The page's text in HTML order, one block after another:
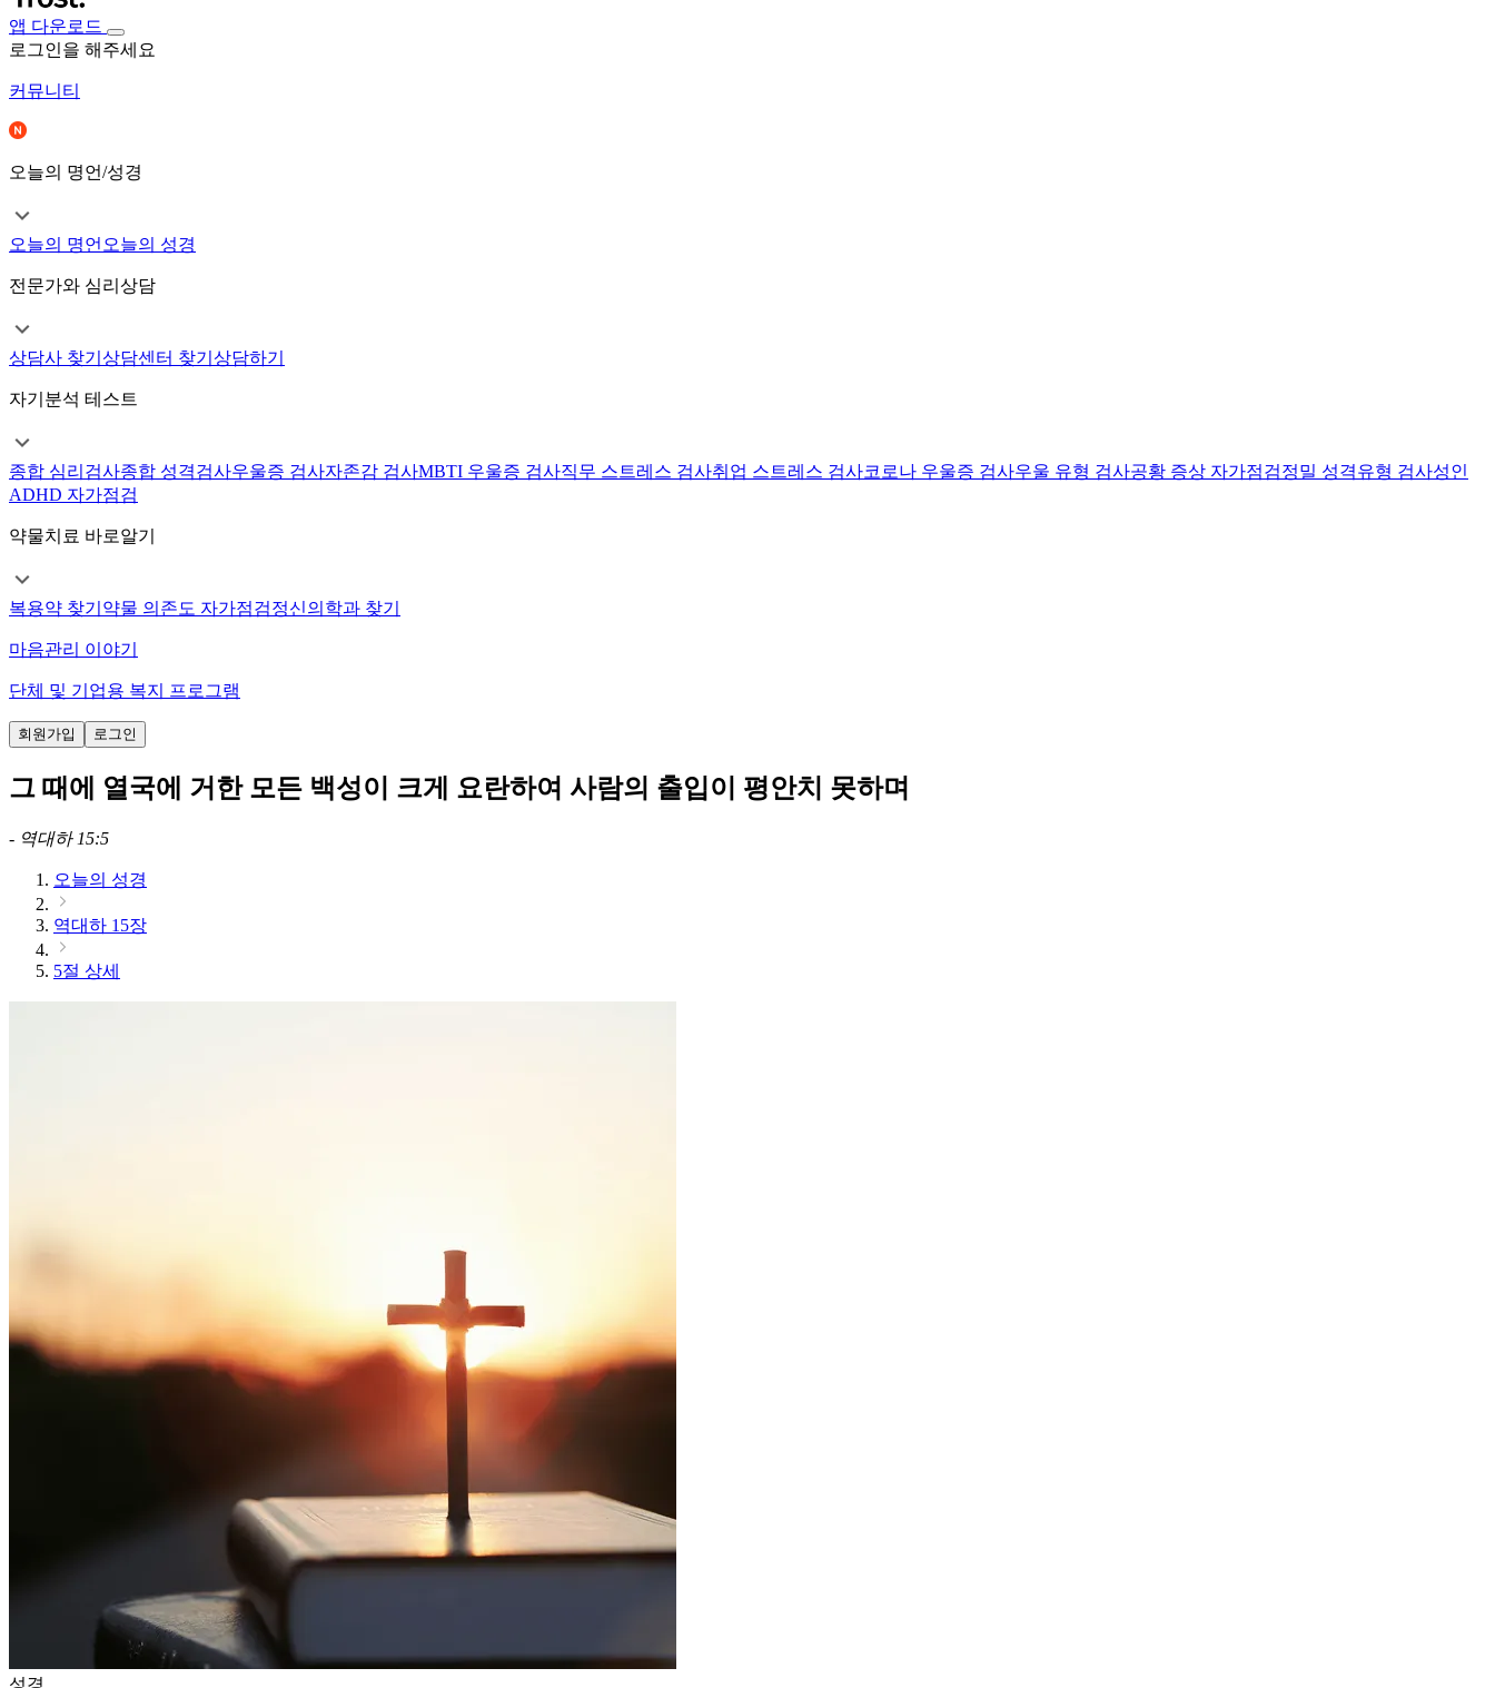
앱 다운로드
로그인을 해주세요
커뮤니티
오늘의 명언/성경
오늘의 명언 오늘의 성경
전문가와 심리상담
상담사 찾기 상담센터 찾기 상담하기
자기분석 테스트
종합 심리검사종합 성격검사우울증 검사자존감 검사MBTI 우울증 검사직무 스트레스 검사취업 스트레스 검사코로나 우울증 검사우울 유형 검사공황 증상 자가점검정밀 성격유형 검사성인
ADHD 자가점검
약물치료 바로알기
복용약 찾기 약물 의존도 자가점검정신의학과 찾기
마음관리 이야기
단체 및 기업용 복지 프로그램
회원가입 로그인
그 때에 열국에 거한 모든 백성이 크게 요란하여 사람의 출입이 평안치 못하며
- 역대하 15:5
오늘의 성경
역대하 15장
5절 상세